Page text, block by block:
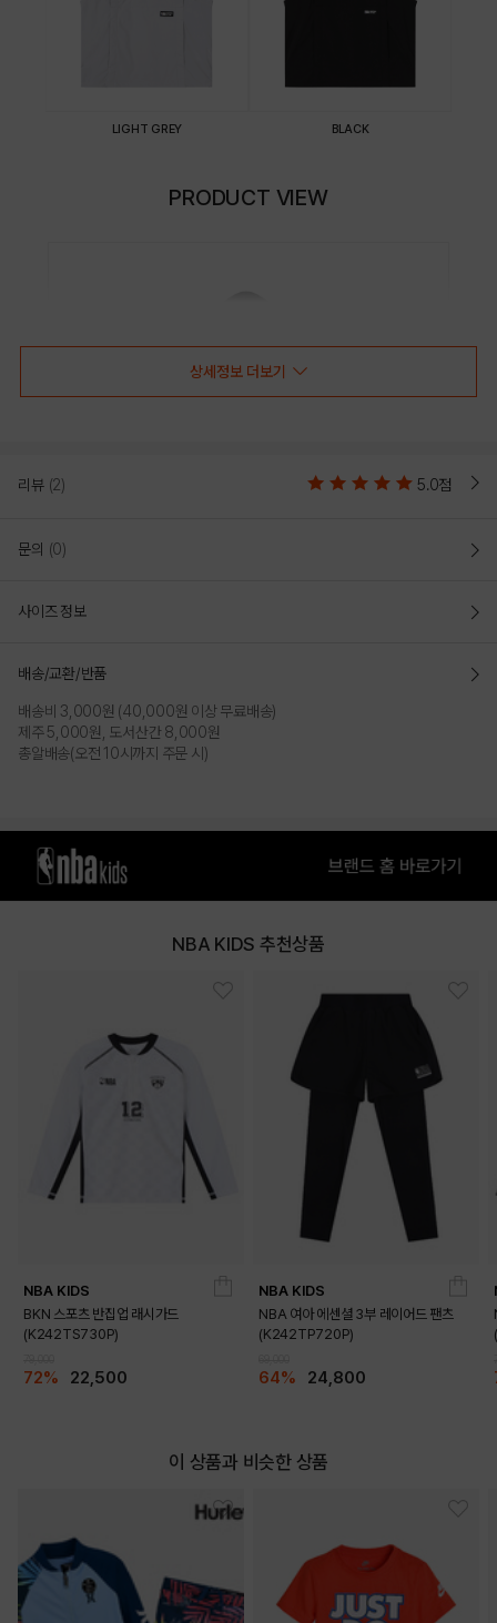
LIGHT GREY BLACK
PRODUCT VIEW
DETAILS
상세정보 더보기
리뷰 (2) 5.0점
문의 (0)
사이즈 정보
배송/교환/반품
배송비 3,000원 (40,000원 이상 무료배송)
제주 5,000원, 도서산간 8,000원
총알배송(오전 10시까지 주문 시)
NBA KIDS 추천상품
NBA KIDS
BKN 스포츠 반집업 래시가드
(K242TS730P)
72% 22,500
NBA KIDS
NBA 여아 에센셜 3부 레이어드 팬츠
(K242TP720P)
64% 24,800
이 상품과 비슷한 상품